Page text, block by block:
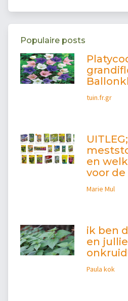
Populaire posts
tuin.fr.gr
en
voor de
Marie Mul
ik ben
en
Paula kok